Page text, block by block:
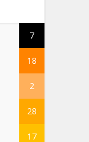
7
18
2
28
17